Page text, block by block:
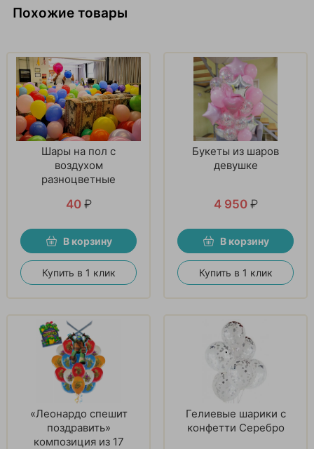
Похожие товары
Шары на пол с
воздухом
разноцветные
40 ₽
В корзину
Купить в 1 клик
Букеты из шаров
девушке
4 950 ₽
В корзину
Купить в 1 клик
«Леонардо спешит
поздравить»
композиция из 17
Гелиевые шарики с
конфетти Серебро